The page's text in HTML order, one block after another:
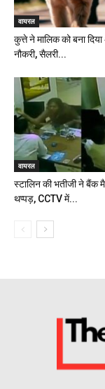
वायरल
कुत्ते ने मालिक को बना
नौकरी, सैलरी...
वायरल
स्टालिन की भतीजी ने बैंक
थप्पड़, CCTV में...